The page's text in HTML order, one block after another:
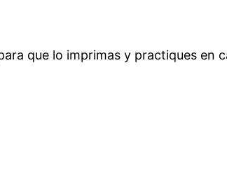
que lo imprimas y practiques en